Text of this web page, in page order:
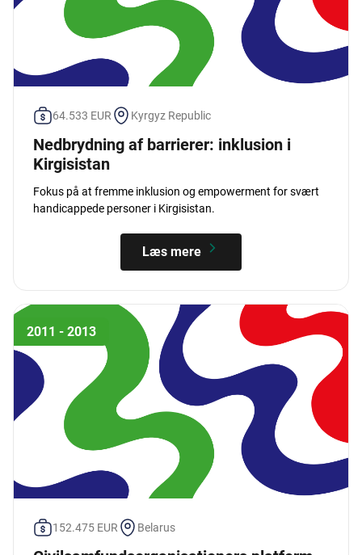
64.533 EUR Kyrgyz Republic
Nedbrydning af barrierer: inklusion i
Kirgisistan
Fokus på at fremme inklusion og empowerment for svært
handicappede personer i Kirgisistan.
Læs mere
2011 - 2013
152.475 EUR Belarus